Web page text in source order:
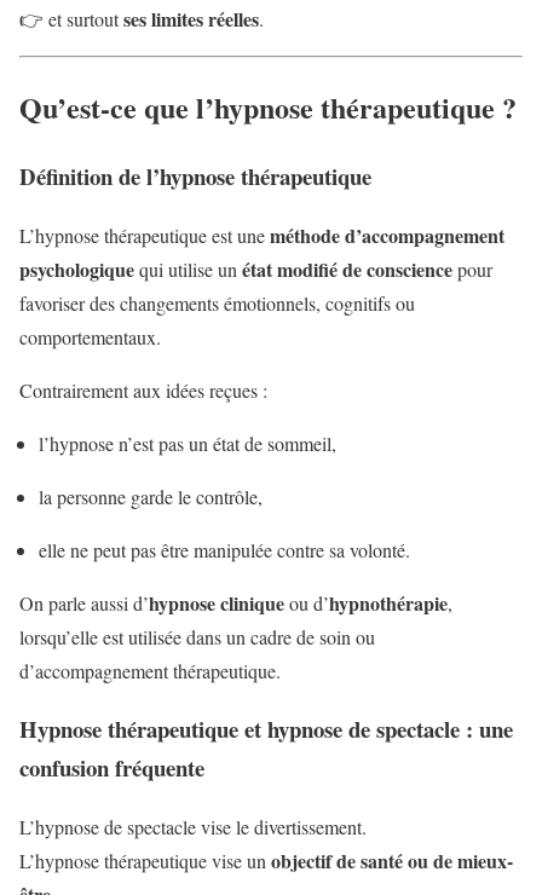
👉 et surtoutses limites réelles.
Qu’est-ce que l’hypnose thérapeutique ?
Définition de l’hypnose thérapeutique
L’hypnose thérapeutique est uneméthode d’accompagnement
psychologiquequi utilise un état modifié de consciencepour
favoriser des changements émotionnels, cognitifs ou
comportementaux.
Contrairement aux idées reçues :
l’hypnose n’est pas un état de sommeil,
la personne garde le contrôle,
elle ne peut pas être manipulée contre sa volonté.
On parle aussi d’hypnose cliniqueou d’hypnothérapie,
lorsqu’elle est utilisée dans un cadre de soin ou
d’accompagnement thérapeutique.
Hypnose thérapeutique et hypnose de spectacle : une
confusion fréquente
L’hypnose de spectacle vise le divertissement.
L’hypnose thérapeutique vise un objectif de santé ou de mieux-